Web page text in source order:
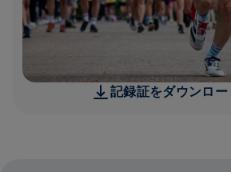
記録証をダウンロー